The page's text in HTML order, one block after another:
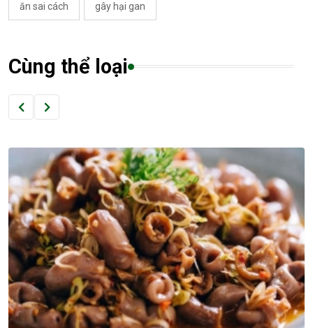
ăn sai cách gây hại gan
Cùng thể loại